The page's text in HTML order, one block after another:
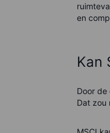
en
Kan
Door
Dat zou